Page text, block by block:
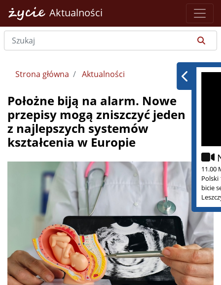
Aktualności
11.00
Polski
bicie
Strona główna Aktualności
Położne biją na alarm. Nowe
przepisy mogą zniszczyć jeden
z najlepszych systemów
kształcenia w Europie